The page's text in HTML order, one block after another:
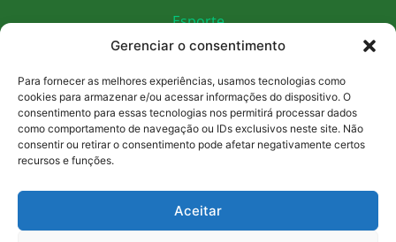
Gerenciar o consentimento
Para fornecer as melhores experiências, usamos tecnologias como
cookies para armazenar e/ou acessar informações do dispositivo. O
consentimento para essas tecnologias nos permitirá processar dados
como comportamento de navegação ou IDs exclusivos neste site. Não
consentir ou retirar o consentimento pode afetar negativamente certos
recursos e funções.
Aceitar
Esporte
Economia
Cultura
Social e contatos
(92) 90000-0000